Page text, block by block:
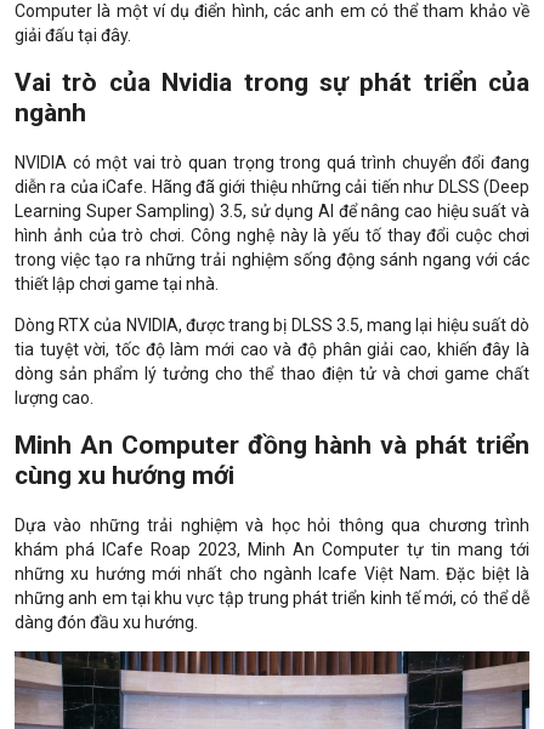
Computer là một ví dụ điển hình, các anh em có thể tham khảo về
giải đấu tại đây.
Vai trò của Nvidia trong sự phát triển của
ngành
NVIDIA có một vai trò quan trọng trong quá trình chuyển đổi đang
diễn ra của iCafe. Hãng đã giới thiệu những cải tiến như DLSS (Deep
Learning Super Sampling) 3.5, sử dụng AI để nâng cao hiệu suất và
hình ảnh của trò chơi. Công nghệ này là yếu tố thay đổi cuộc chơi
trong việc tạo ra những trải nghiệm sống động sánh ngang với các
thiết lập chơi game tại nhà.
Dòng RTX của NVIDIA, được trang bị DLSS 3.5, mang lại hiệu suất dò
tia tuyệt vời, tốc độ làm mới cao và độ phân giải cao, khiến đây là
dòng sản phẩm lý tưởng cho thể thao điện tử và chơi game chất
lượng cao.
Minh An Computer đồng hành và phát triển
cùng xu hướng mới
Dựa vào những trải nghiệm và học hỏi thông qua chương trình
khám phá ICafe Roap 2023, Minh An Computer tự tin mang tới
những xu hướng mới nhất cho ngành Icafe Việt Nam. Đặc biệt là
những anh em tại khu vực tập trung phát triển kinh tế mới, có thể dễ
dàng đón đầu xu hướng.